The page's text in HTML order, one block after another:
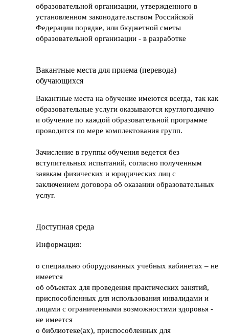
образовательной организации, утвержденного в
установленном законодательством Российской
Федерации порядке, или бюджетной сметы
образовательной организации - в разработке
Вакантные места для приема (перевода)
обучающихся
Вакантные места на обучение имеются всегда, так как
образовательные услуги оказываются круглогодично
и обучение по каждой образовательной программе
проводится по мере комплектования групп.
Зачисление в группы обучения ведется без
вступительных испытаний, согласно полученным
заявкам физических и юридических лиц с
заключением договора об оказании образовательных
услуг.
Доступная среда
Информация:
о специально оборудованных учебных кабинетах – не
имеется
об объектах для проведения практических занятий,
приспособленных для использования инвалидами и
лицами с ограниченными возможностями здоровья -
не имеется
о библиотеке(ах), приспособленных для